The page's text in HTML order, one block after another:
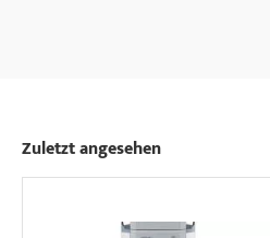
Zuletzt angesehen